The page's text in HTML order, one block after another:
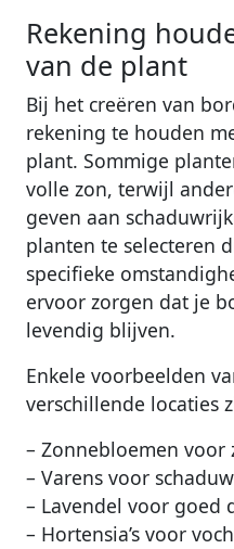
Rekening
van de plant
Bij het creëren van
rekening te houden
plant. Sommige
volle zon, terwijl
geven aan
planten te selecteren
specifieke
ervoor zorgen dat je
levendig blijven.
Enkele voorbeelden
verschillende locaties
– Zonnebloemen voor
– Varens voor
– Lavendel voor goed
– Hortensia’s voor